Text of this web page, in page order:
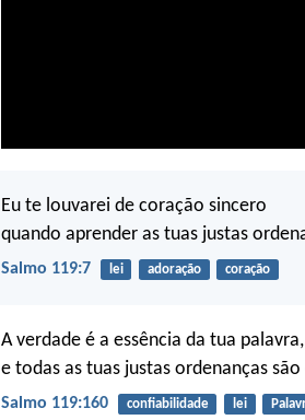
Eu te louvarei de coração sincero
quando aprender as tuas justas
Salmo 119:7 lei adoração coração
A verdade é a essência da tua palavra,
e todas as tuas justas ordenanças
Salmo 119:160 confiabilidade lei